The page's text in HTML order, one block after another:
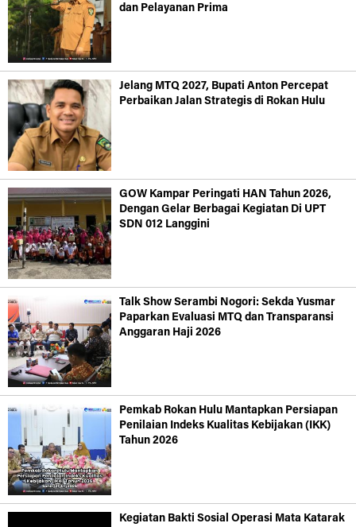
dan Pelayanan Prima
Jelang MTQ 2027, Bupati Anton Percepat
Perbaikan Jalan Strategis di Rokan Hulu
GOW Kampar Peringati HAN Tahun 2026,
Dengan Gelar Berbagai Kegiatan Di UPT
SDN 012 Langgini
Talk Show Serambi Nogori: Sekda Yusmar
Paparkan Evaluasi MTQ dan Transparansi
Anggaran Haji 2026
Pemkab Rokan Hulu Mantapkan Persiapan
Penilaian Indeks Kualitas Kebijakan (IKK)
Tahun 2026
Kegiatan Bakti Sosial Operasi Mata Katarak